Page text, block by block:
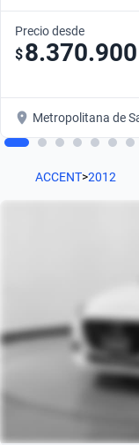
Precio desde
$8.370.900
Metropolitana de
ACCENT>2012